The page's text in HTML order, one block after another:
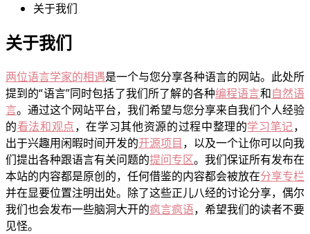
关于我们
关于我们
两位语言学家的相遇是一个与您分享各种语言的网站。此处所
提到的“语言”同时包括了我们所了解的各种编程语言和自然语
言。通过这个网站平台，我们希望与您分享来自我们个人经验
的看法和观点，在学习其他资源的过程中整理的学习笔记，
出于兴趣用闲暇时间开发的开源项目，以及一个让你可以向我
们提出各种跟语言有关问题的提问专区。我们保证所有发布在
本站的内容都是原创的，任何借鉴的内容都会被放在分享专栏
并在显要位置注明出处。除了这些正儿八经的讨论分享，偶尔
我们也会发布一些脑洞大开的疯言疯语，希望我们的读者不要
见怪。